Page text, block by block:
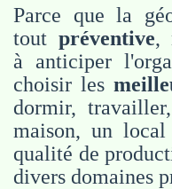
Parce que la
tout préventive,
à anticiper
choisir les
dormir,
maison, un
qualité de
divers domaines